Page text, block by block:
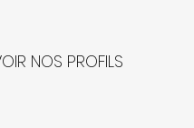
NOS PROFILS